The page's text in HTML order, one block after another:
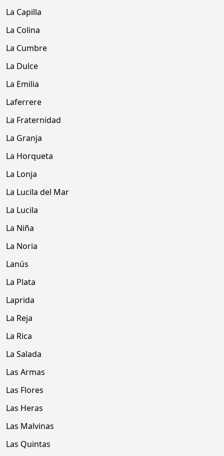
La Capilla
La Colina
La Cumbre
La Dulce
La Emilia
Laferrere
La Fraternidad
La Granja
La Horqueta
La Lonja
La Lucila del Mar
La Lucila
La Niña
La Noria
Lanús
La Plata
Laprida
La Reja
La Rica
La Salada
Las Armas
Las Flores
Las Heras
Las Malvinas
Las Quintas